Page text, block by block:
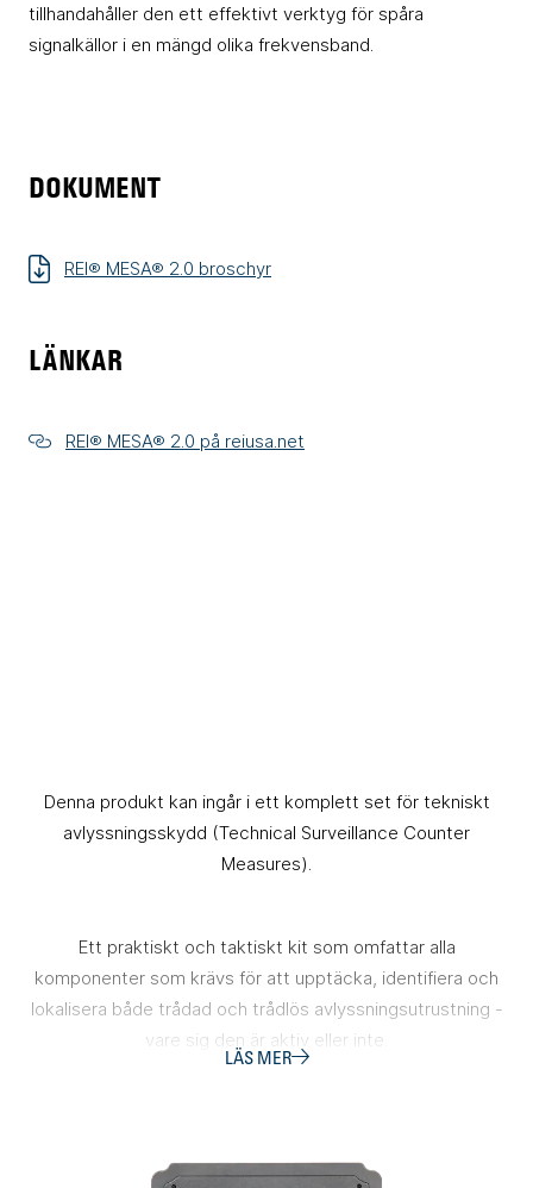
tillhandahåller den ett effektivt verktyg för spåra
signalkällor i en mängd olika frekvensband.
DOKUMENT
REI® MESA® 2.0 broschyr
LÄNKAR
REI® MESA® 2.0 på reiusa.net
Denna produkt kan ingår i ett komplett set för tekniskt
avlyssningsskydd (Technical Surveillance Counter
Measures).
Ett praktiskt och taktiskt kit som omfattar alla
komponenter som krävs för att upptäcka, identifiera och
lokalisera både trådad och trådlös avlyssningsutrustning -
vare sig den är aktiv eller inte.
LÄS MER